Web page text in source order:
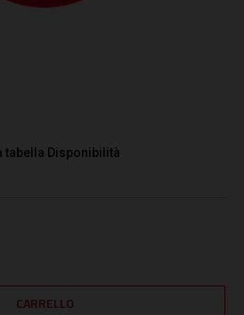
tabella Disponibilità